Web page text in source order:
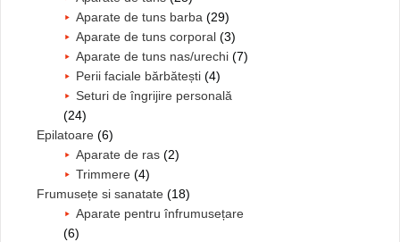
Aparate de tuns barba (29)
Aparate de tuns corporal (3)
Aparate de tuns nas/urechi (7)
Perii faciale bărbătești (4)
Seturi de îngrijire personală
(24)
Epilatoare (6)
Aparate de ras (2)
Trimmere (4)
Frumusețe si sanatate (18)
Aparate pentru înfrumusețare
(6)